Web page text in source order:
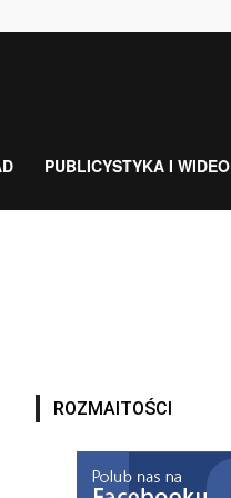
PUBLICYSTYKA I WIDEO
ROZMAITOŚCI